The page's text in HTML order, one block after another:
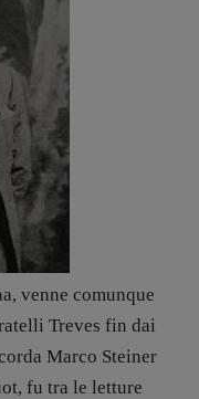
venne comunque
Treves fin dai
Marco Steiner
fu tra le letture